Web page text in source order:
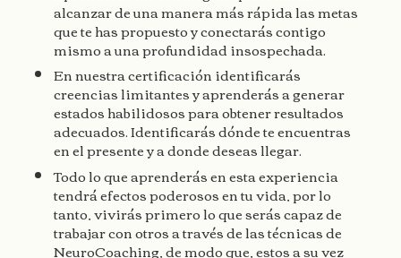
alcanzar de una manera más rápida las metas
que te has propuesto y conectarás contigo
mismo a una profundidad insospechada.
En nuestra certificación identificarás
creencias limitantes y aprenderás a generar
estados habilidosos para obtener resultados
adecuados. Identificarás dónde te encuentras
en el presente y a donde deseas llegar.
Todo lo que aprenderás en esta experiencia
tendrá efectos poderosos en tu vida, por lo
tanto, vivirás primero lo que serás capaz de
trabajar con otros a través de las técnicas de
NeuroCoaching, de modo que, estos a su vez